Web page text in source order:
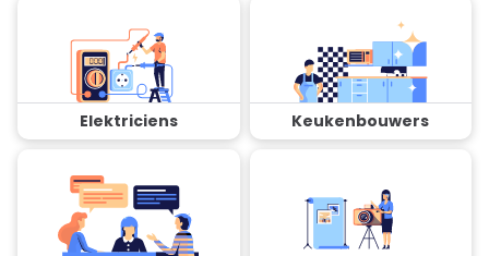
Elektriciens Keukenbouwers